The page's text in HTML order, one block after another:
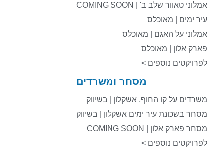
אמלוני טאוור שלב ב' | COMING SOON
עיר ימים | מאוכלס
אמלוני על האגם | מאוכלס
פארק אלון | מאוכלס
לפרויקטים נוספים >
מסחר ומשרדים
משרדים על קו החוף, אשקלון | בשיווק
מסחר בשכונת עיר ימים אשקלון | בשיווק
מסחר פארק אלון | COMING SOON
לפרויקטים נוספים >